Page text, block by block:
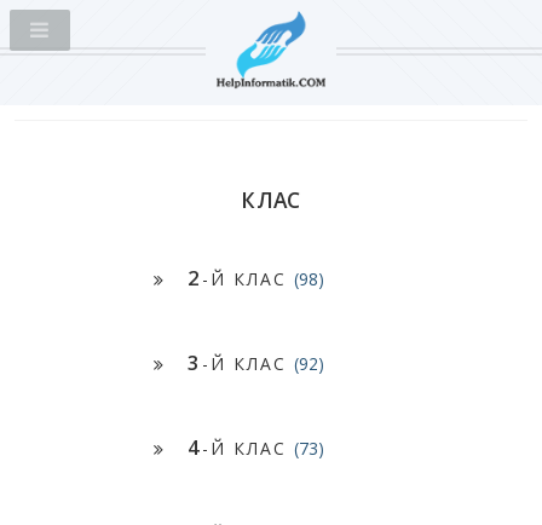
КЛАС
2 -Й КЛАС (98)
3 -Й КЛАС (92)
4-Й КЛАС (73)